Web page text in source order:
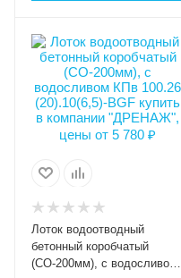
1000
Высота внешняя (мм)
100
Ширина внешняя (мм)
260
Ширина внутренняя
DN200
65
Класс нагрузки
C250
Лоток водоотводный
бетонный коробчатый
(СО-200мм), с водосливом